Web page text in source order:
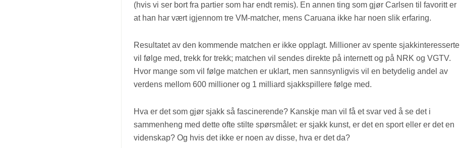
(hvis vi ser bort fra partier som har endt remis). En annen ting som gjør Carlsen til favoritt er
at han har vært igjennom tre VM-matcher, mens Caruana ikke har noen slik erfaring.
Resultatet av den kommende matchen er ikke opplagt. Millioner av spente sjakkinteresserte
vil følge med, trekk for trekk; matchen vil sendes direkte på internett og på NRK og VGTV.
Hvor mange som vil følge matchen er uklart, men sannsynligvis vil en betydelig andel av
verdens mellom 600 millioner og 1 milliard sjakkspillere følge med.
Hva er det som gjør sjakk så fascinerende? Kanskje man vil få et svar ved å se det i
sammenheng med dette ofte stilte spørsmålet: er sjakk kunst, er det en sport eller er det en
videnskap? Og hvis det ikke er noen av disse, hva er det da?